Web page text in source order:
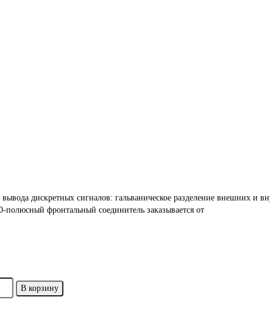
дискретных сигналов: гальваническое разделение внешних
полюсный фронтальный соединитель заказывается от
В корзину